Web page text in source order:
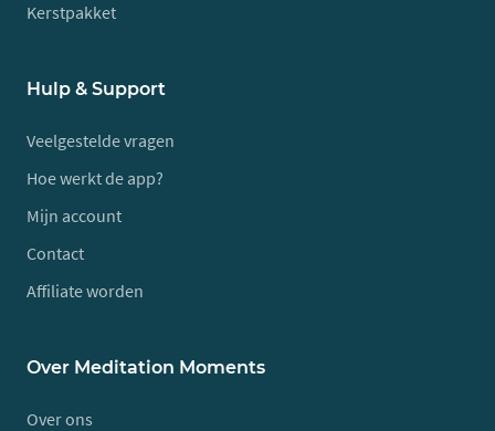
Kerstpakket
Hulp & Support
Veelgestelde vragen
Hoe werkt de app?
Mijn account
Contact
Affiliate worden
Over Meditation Moments
Over ons